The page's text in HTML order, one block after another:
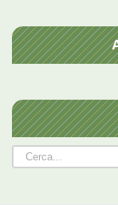
Cerca
per: